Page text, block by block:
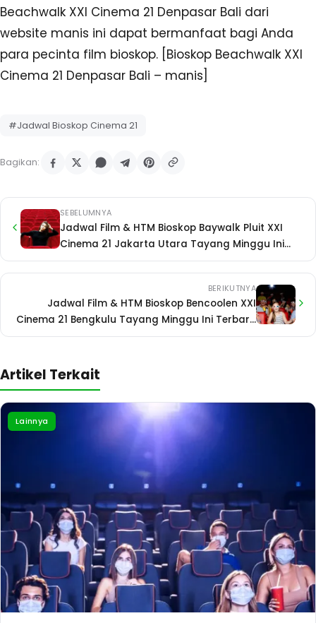
Beachwalk XXI Cinema 21 Denpasar Bali dari
website manis ini dapat bermanfaat bagi Anda
para pecinta film bioskop. [Bioskop Beachwalk XXI
Cinema 21 Denpasar Bali – manis]
#Jadwal Bioskop Cinema 21
Bagikan:
SEBELUMNYA
Jadwal Film & HTM Bioskop Baywalk Pluit XXI
Cinema 21 Jakarta Utara Tayang Minggu Ini
Terbaru Coming Soon
BERIKUTNYA
Jadwal Film & HTM Bioskop Bencoolen XXI
Cinema 21 Bengkulu Tayang Minggu Ini Terbaru
Coming Soon
Artikel Terkait
Lainnya